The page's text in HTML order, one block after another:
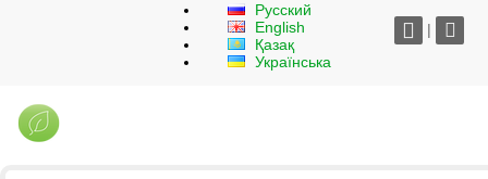
Русский
English
Қазақ
Українська
|